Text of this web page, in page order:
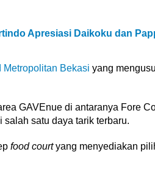
Apresiasi Daikoku dan
Metropolitan Bekasi yang
GAVEnue di antaranya Fore
satu daya tarik terbaru.
food courtyang menyediakan